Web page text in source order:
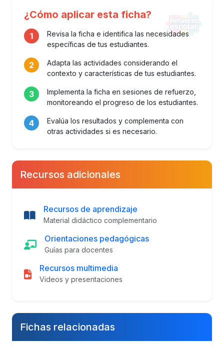
¿Cómo aplicar esta ficha?
1
Revisa la ficha e identifica las necesidades
específicas de tus estudiantes.
2
Adapta las actividades considerando el
contexto y características de tus estudiantes.
3
Implementa la ficha en sesiones de refuerzo,
monitoreando el progreso de los estudiantes.
4
Evalúa los resultados y complementa con
otras actividades si es necesario.
Recursos adicionales
Recursos de aprendizaje
Material didáctico complementario
Orientaciones pedagógicas
Guías para docentes
Recursos multimedia
Videos y presentaciones
Fichas relacionadas